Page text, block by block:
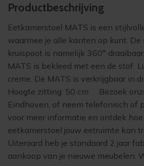
Product­beschrijving
Eetkamerstoel MATS is een
waarmee je alle kanten op kunt.
kruispoot is namelijk 360°
MATS is bekleed met een de stof
creme. De MATS is verkrijgbaar in
Hoogte zitting: 50 cm Bezoek
Eindhoven, of neem telefonisch of
voor meer informatie en ontdek
eetkamerstoel jouw eetruimte kan
Uiteraard heb je standaard 2 jaar
aankoop van je nieuwe meubelen.